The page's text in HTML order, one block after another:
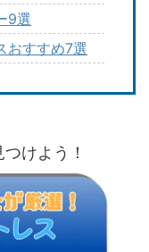
9選
おすすめ7選
つけよう！